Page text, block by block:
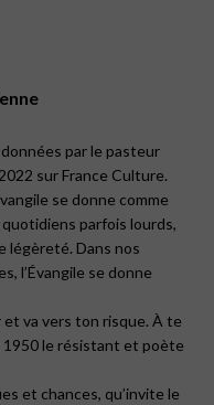
par le pasteur
sur France Culture.
se donne comme
parfois lourds,
légèreté. Dans nos
l’Évangile se donne
va vers ton risque. À te
1950 le résistant et poète
et chances, qu’invite le